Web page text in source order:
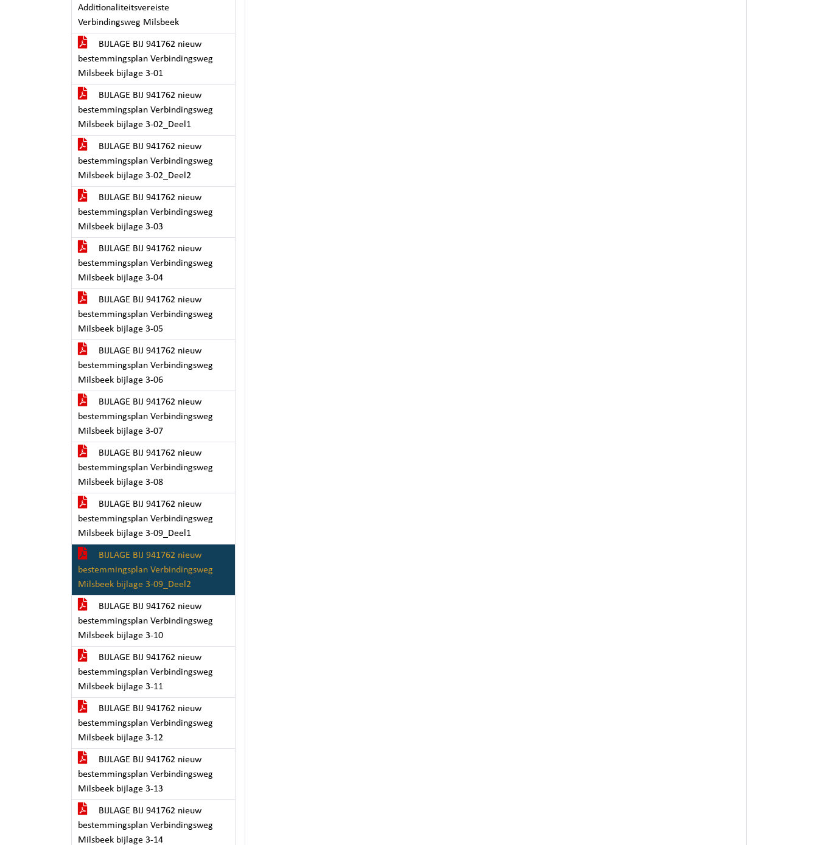
Additionaliteitsvereiste
Verbindingsweg Milsbeek
BIJLAGE BIJ 941762 nieuw
bestemmingsplan Verbindingsweg
Milsbeek bijlage 3-01
BIJLAGE BIJ 941762 nieuw
bestemmingsplan Verbindingsweg
Milsbeek bijlage 3-02_Deel1
BIJLAGE BIJ 941762 nieuw
bestemmingsplan Verbindingsweg
Milsbeek bijlage 3-02_Deel2
BIJLAGE BIJ 941762 nieuw
bestemmingsplan Verbindingsweg
Milsbeek bijlage 3-03
BIJLAGE BIJ 941762 nieuw
bestemmingsplan Verbindingsweg
Milsbeek bijlage 3-04
BIJLAGE BIJ 941762 nieuw
bestemmingsplan Verbindingsweg
Milsbeek bijlage 3-05
BIJLAGE BIJ 941762 nieuw
bestemmingsplan Verbindingsweg
Milsbeek bijlage 3-06
BIJLAGE BIJ 941762 nieuw
bestemmingsplan Verbindingsweg
Milsbeek bijlage 3-07
BIJLAGE BIJ 941762 nieuw
bestemmingsplan Verbindingsweg
Milsbeek bijlage 3-08
BIJLAGE BIJ 941762 nieuw
bestemmingsplan Verbindingsweg
Milsbeek bijlage 3-09_Deel1
BIJLAGE BIJ 941762 nieuw
bestemmingsplan Verbindingsweg
Milsbeek bijlage 3-09_Deel2
BIJLAGE BIJ 941762 nieuw
bestemmingsplan Verbindingsweg
Milsbeek bijlage 3-10
BIJLAGE BIJ 941762 nieuw
bestemmingsplan Verbindingsweg
Milsbeek bijlage 3-11
BIJLAGE BIJ 941762 nieuw
bestemmingsplan Verbindingsweg
Milsbeek bijlage 3-12
BIJLAGE BIJ 941762 nieuw
bestemmingsplan Verbindingsweg
Milsbeek bijlage 3-13
BIJLAGE BIJ 941762 nieuw
bestemmingsplan Verbindingsweg
Milsbeek bijlage 3-14